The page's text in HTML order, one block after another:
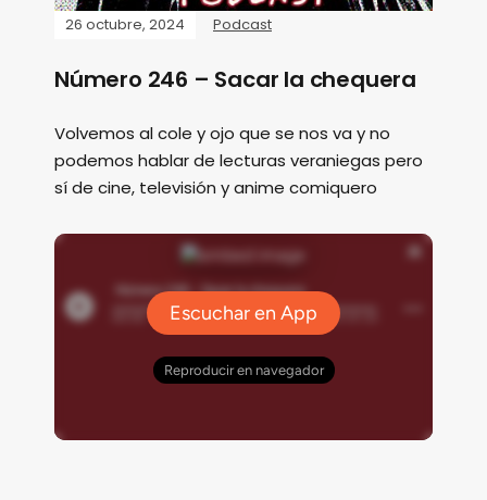
26 octubre, 2024 Podcast
Número 246 – Sacar la chequera
Volvemos al cole y ojo que se nos va y no
podemos hablar de lecturas veraniegas pero
sí de cine, televisión y anime comiquero